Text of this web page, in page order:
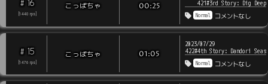
# 16
1440 rps
こっぱちゃ 00:25
421#3rd Story: Dig Deep
Normal コメントなし
# 15
1476 rps
こっぱちゃ 01:05
2023/07/29
422#4th Story: Dandori Seas
Normal コメントなし